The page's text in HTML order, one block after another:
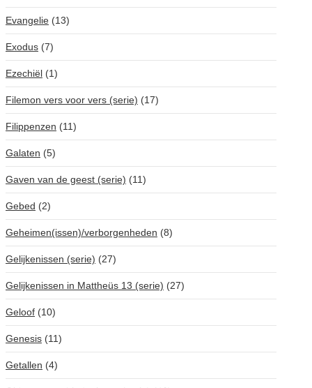
Evangelie (13)
Exodus (7)
Ezechiël (1)
Filemon vers voor vers (serie) (17)
Filippenzen (11)
Galaten (5)
Gaven van de geest (serie) (11)
Gebed (2)
Geheimen(issen)/verborgenheden (8)
Gelijkenissen (serie) (27)
Gelijkenissen in Mattheüs 13 (serie) (27)
Geloof (10)
Genesis (11)
Getallen (4)